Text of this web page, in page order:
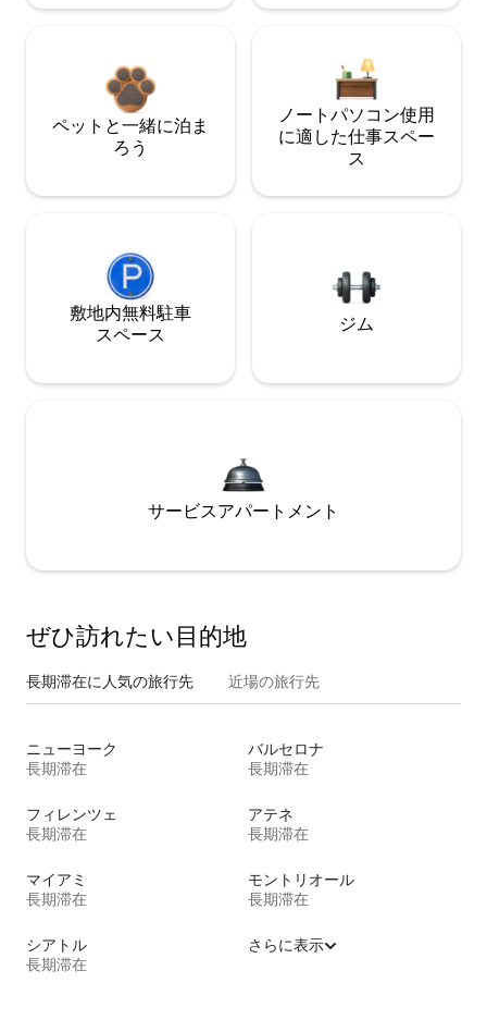
ペットと一緒に泊ま
ろう
ノートパソコン使用
に適した仕事スペー
ス
敷地内無料駐⁠車
ス⁠ペ⁠ー⁠ス
ジム
サービスアパートメント
ぜひ訪⁠れ⁠た⁠い目⁠的⁠地
長期滞在に人気の旅行先 近場の旅行先
ニューヨーク
長期滞在
バルセロナ
長期滞在
フィレンツェ
長期滞在
アテネ
長期滞在
マイアミ
長期滞在
モントリオール
長期滞在
シアトル
長期滞在
さらに表示